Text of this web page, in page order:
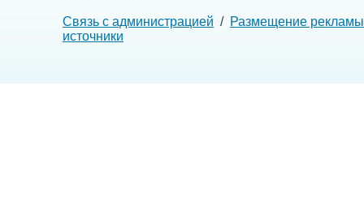
Связь с администрацией / Размещение рекламы
источники